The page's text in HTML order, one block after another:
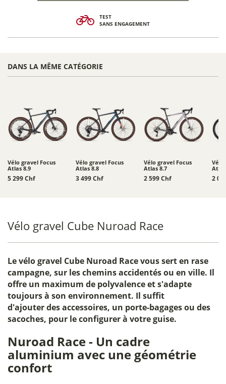
TEST
SANS ENGAGEMENT
DANS LA MÊME CATÉGORIE
Vélo gravel Focus
Atlas 8.9
5 299 Chf
Vélo gravel Focus
Atlas 8.8
3 499 Chf
Vélo gravel Focus
Atlas 8.7
2 599 Chf
Vélo
2
Vélo gravel Cube Nuroad Race
Levélo gravel Cube Nuroad Racevous sert en rase
campagne, sur les chemins accidentés ou en ville. Il
offre un maximum de polyvalence et s'adapte
toujours à son environnement. Il suffit
d'ajouter des accessoires, un porte-bagages ou des
sacoches, pour le configurer à votre guise.
Nuroad Race - Un cadre
aluminium avec une géométrie
confort